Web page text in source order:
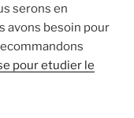
serons en
avons besoin pour
pour etudier le